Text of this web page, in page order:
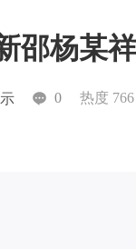
邵杨某祥
0 热度 766